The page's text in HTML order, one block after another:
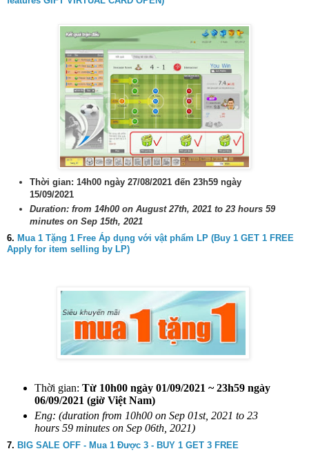
Thời gian: 14h00 ngày 27/08/2021 đến 23h59 ngày
15/09/2021
Duration: from 14h00 on August 27th, 2021 to 23 hours 59
minutes on Sep 15th, 2021
6. Mua 1 Tặng 1 Free Áp dụng với vật phẩm LP (Buy 1 GET 1 FREE
Apply for item selling by LP)
Thời gian: Từ 10h00 ngày 01/09/2021 ~ 23h59 ngày
06/09/2021 (giờ Việt Nam)
Eng: (duration from 10h00 on Sep 01st, 2021 to 23
hours 59 minutes on Sep 06th, 2021)
7. BIG SALE OFF - Mua 1 Được 3 - BUY 1 GET 3 FREE